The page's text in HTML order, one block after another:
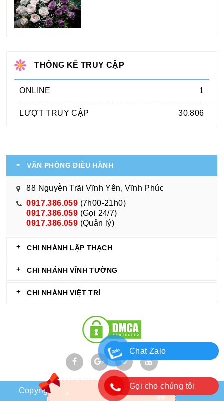
THỐNG KÊ TRUY CẬP
ONLINE 1
LƯỢT TRUY CẬP 30.806
VĂN PHÒNG ĐIỀU HÀNH
88 Nguyễn Trãi Vĩnh Yên, Vĩnh Phúc
0917.386.059 (7h00-21h0)
0917.386.059 (Gọi 24/7)
0917.386.059 (Quản lý)
CHI NHÁNH LẬP THẠCH
CHI NHÁNH VĨNH TƯỜNG
CHI NHÁNH VIỆT TRÌ
Copyright © 2018 shophoaphutho.com . All Rights
VĨNH PHÚC
Chat Zalo
Gọi cho chúng tôi